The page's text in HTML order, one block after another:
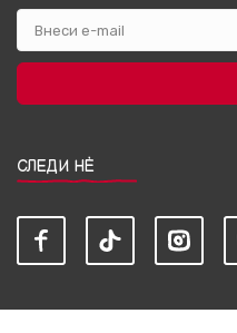
СЛЕДИ НЀ